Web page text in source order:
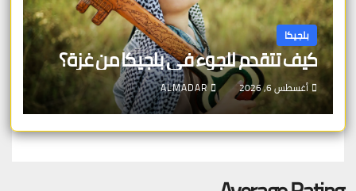
بلجيكا
كيف تتقدم للجوء في بلجيكا من غزة؟
أغسطس 6, 2026 ALMADAR